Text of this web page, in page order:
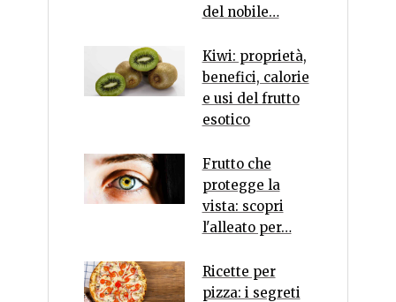
del nobile…
Kiwi: proprietà,
benefici, calorie
e usi del frutto
esotico
Frutto che
protegge la
vista: scopri
l'alleato per…
Ricette per
pizza: i segreti